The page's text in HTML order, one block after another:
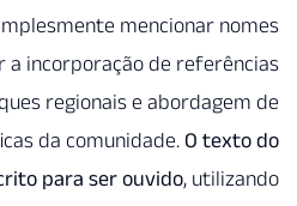
envolve mais do que
de lugares; requer a
culturais, sotaques
necessidades específicas da
roteiro deve ser escrito